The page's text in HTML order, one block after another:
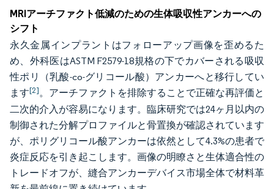
MRIアーチファクト低減のための生体吸収性アンカーへの
シフト
永久金属インプラントはフォローアップ画像を歪めるた
め、外科医はASTM F2579-18規格の下でカバーされる吸収
性ポリ（乳酸-co-グリコール酸）アンカーへと移行してい
ます[2]。アーチファクトを排除することで正確な再評価と
二次的介入が容易になります。臨床研究では24ヶ月以内の
制御された分解プロファイルと骨置換が確認されています
が、ポリグリコール酸アンカーは依然として4.3%の患者で
炎症反応を引き起こします。画像の明瞭さと生体適合性の
トレードオフが、縫合アンカーデバイス市場全体で材料革